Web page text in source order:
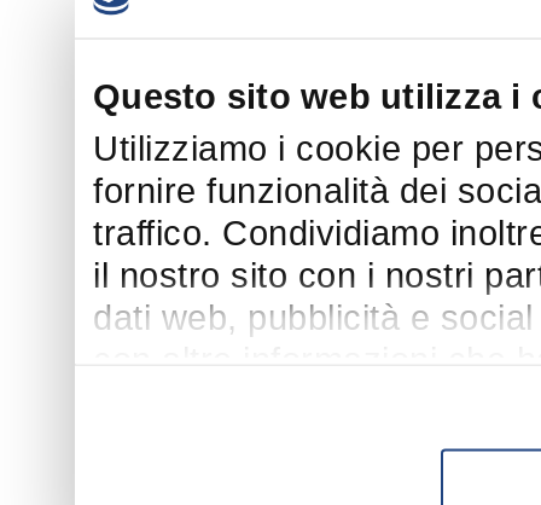
Questo sito web utilizza i
Utilizziamo i cookie per
fornire funzionalità dei
traffico. Condividiamo
il nostro sito con i nostri
dati web, pubblicità e